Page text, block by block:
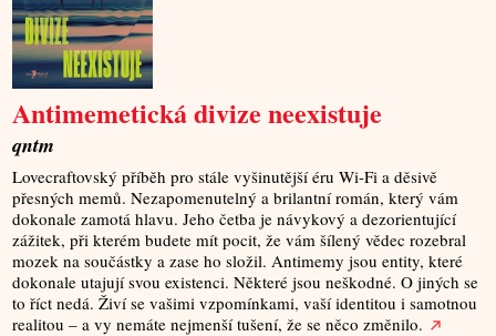
Antimemetická divize neexistuje
qntm
Lovecraftovský příběh pro stále vyšinutější éru Wi-Fi a děsivě
přesných memů. Nezapomenutelný a brilantní román, který vám
dokonale zamotá hlavu. Jeho četba je návykový a dezorientující
zážitek, při kterém budete mít pocit, že vám šílený vědec rozebral
mozek na součástky a zase ho složil. Antimemy jsou entity, které
dokonale utajují svou existenci. Některé jsou neškodné. O jiných se
to říct nedá. Živí se vašimi vzpomínkami, vaší identitou i samotnou
realitou – a vy nemáte nejmenší tušení, že se něco změnilo.